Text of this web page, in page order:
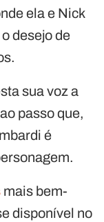
ela e Nick
desejo de
sua voz a
passo que,
é
mais bem-
disponível no